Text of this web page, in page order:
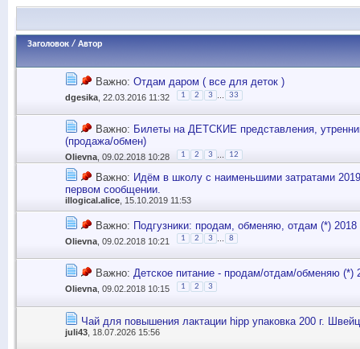
Заголовок / Автор
Важно: Отдам даром ( все для деток )
dgesika , 22.03.2016 11:32 1 2 3 33
Важно: Билеты на ДЕТСКИЕ представления,
(продажа/обмен)
Olievna , 09.02.2018 10:28 1 2 3 12
Важно: Идём в школу с наименьшими затратами
первом сообщении.
illogical.alice , 15.10.2019 11:53
Важно: Подгузники: продам, обменяю, отдам (*) 2018
Olievna , 09.02.2018 10:21 1 2 3 ... 8
Важно: Детское питание - продам/отдам/обменяю (*)
Olievna , 09.02.2018 10:15 1 2 3
Чай для повышения лактации hipp упаковка 200 г.
juli43 , 18.07.2026 15:56